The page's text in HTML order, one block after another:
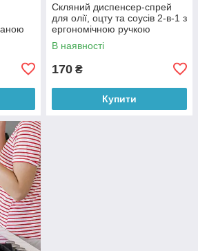
Скляний диспенсер-спрей
для олії, оцту та соусів 2-в-1 з
ергономічною ручкою
(X05/5744)
В наявності
170 ₴
Купити